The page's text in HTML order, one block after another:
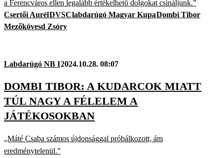
a Ferencváros ellen legalább értékelhető dolgokat csináljunk.”
Csertői AurélDVSClabdarúgó Magyar KupaDombi Tibor
Mezőkövesd Zsóry
Labdarúgó NB I2024.10.28. 08:07
DOMBI TIBOR: A KUDARCOK MIATT
TÚL NAGY A FÉLELEM A
JÁTÉKOSOKBAN
„Máté Csaba számos újdonsággal próbálkozott, ám
eredménytelenül.”